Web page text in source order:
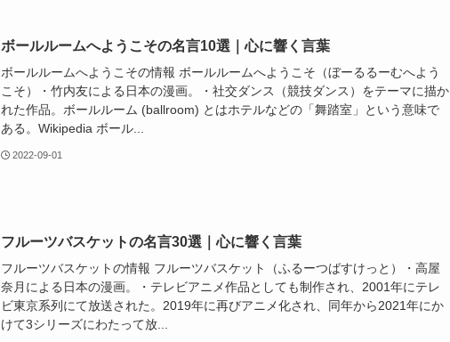
ボールルームへようこその名言10選｜心に響く言葉
ボールルームへようこその情報 ボールルームへようこそ（ぼーるるーむへよう
こそ）・竹内友による日本の漫画。・社交ダンス（競技ダンス）をテーマに描か
れた作品。ボールルーム (ballroom) とはホテルなどの「舞踏室」という意味で
ある。Wikipedia ボール...
2022-09-01
フルーツバスケットの名言30選｜心に響く言葉
フルーツバスケットの情報 フルーツバスケット（ふるーつばすけっと）・高屋
奈月による日本の漫画。・テレビアニメ作品としても制作され、2001年にテレ
ビ東京系列にて放送された。2019年に再びアニメ化され、同年から2021年にか
けて3シリーズにわたって放...